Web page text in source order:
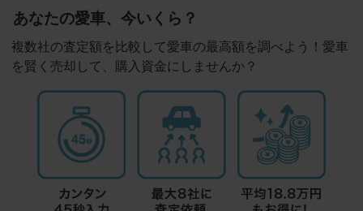
あなたの愛車、今いくら？
複数社の査定額を比較して愛車の最高額を調べよう！愛車
を賢く売却して、購入資金にしませんか？